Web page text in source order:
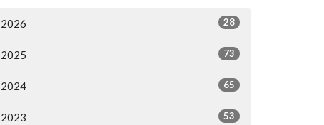
2026 28
2025 73
2024 65
2023 53